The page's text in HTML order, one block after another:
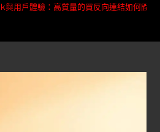
用戶體驗：高質量的買反向連結如何間接